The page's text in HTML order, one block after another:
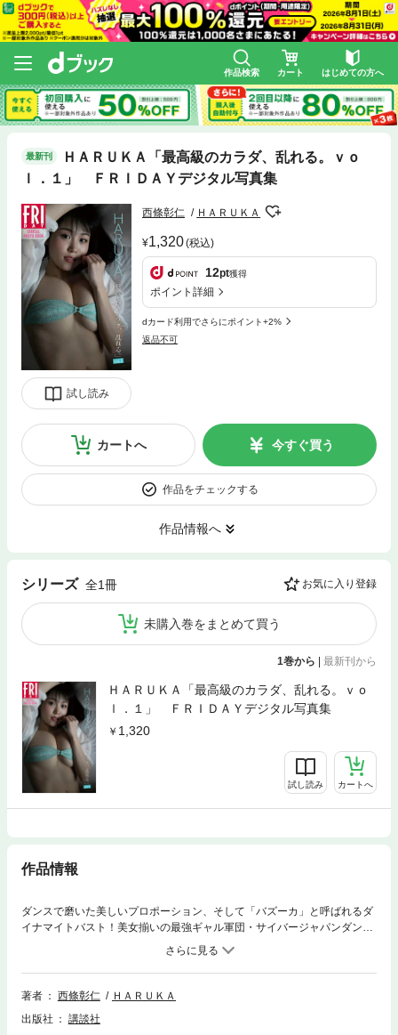
作品検索 カート はじめての方へ
最新刊
ＨＡＲＵＫＡ「最高級のカラダ、乱れる。ｖｏ
ｌ．１」 ＦＲＩＤＡＹデジタル写真集
試し読み
西條彰仁 ＨＡＲＵＫＡ
1,320(税込)
12pt獲得
ポイント詳細
dカード利用でさらにポイント+2%
返品不可
カートへ 今すぐ買う
作品をチェックする
作品情報へ
シリーズ 全1冊 お気に入り登録
未購入巻をまとめて買う
1巻から 最新刊から
ＨＡＲＵＫＡ「最高級のカラダ、乱れる。ｖｏ
ｌ．１」 ＦＲＩＤＡＹデジタル写真集
1,320
試し読み カートへ
作品情報
ダンスで磨いた美しいプロポーション、そして「バズーカ」と呼ばれるダ
イナマイトバスト！美女揃いの最強ギャル軍団・サイバージャパンダンサ
ーズの中で圧倒的なメリハリ美BODYで存在感を見せつける。ステージ衣
装から着替えた彼女をシティホテルのスイートルームで密撮。プライベー
ト感溢れる極上の色香を堪能ください。２タイトル構成のvol.1。
著者
西條彰仁
ＨＡＲＵＫＡ
出版社
講談社